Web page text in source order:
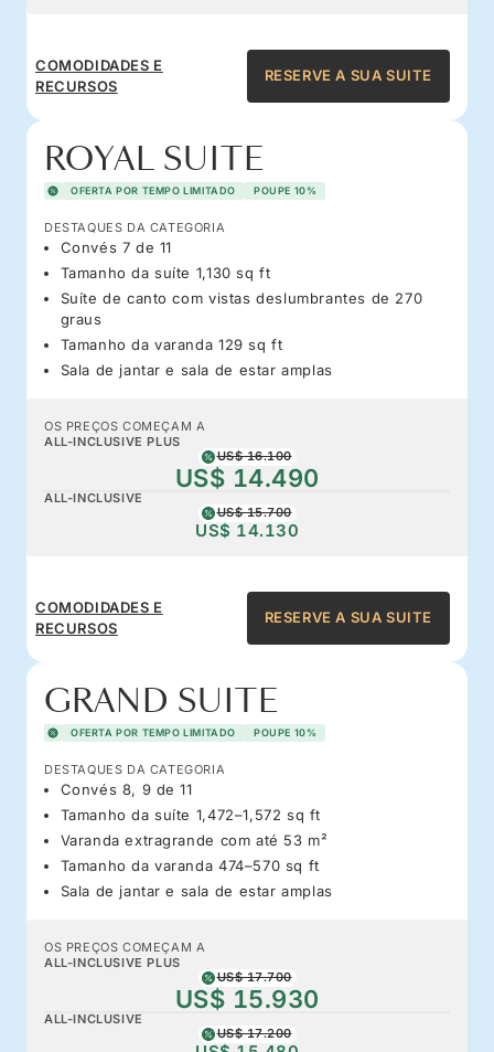
COMODIDADES E
RECURSOS
RESERVE A SUA SUITE
ROYAL SUITE
OFERTA POR TEMPO LIMITADO POUPE 10%
DESTAQUES DA CATEGORIA
Convés 7 de 11
Tamanho da suíte 1,130 sq ft
Suíte de canto com vistas deslumbrantes de 270
graus
Tamanho da varanda 129 sq ft
Sala de jantar e sala de estar amplas
OS PREÇOS COMEÇAM A
ALL-INCLUSIVE PLUS
US$ 16.100
US$ 14.490
ALL-INCLUSIVE
US$ 15.700
US$ 14.130
COMODIDADES E
RECURSOS
RESERVE A SUA SUITE
GRAND SUITE
OFERTA POR TEMPO LIMITADO POUPE 10%
DESTAQUES DA CATEGORIA
Convés 8, 9 de 11
Tamanho da suíte 1,472–1,572 sq ft
Varanda extragrande com até 53 m²
Tamanho da varanda 474–570 sq ft
Sala de jantar e sala de estar amplas
OS PREÇOS COMEÇAM A
ALL-INCLUSIVE PLUS
US$ 17.700
US$ 15.930
ALL-INCLUSIVE
US$ 17.200